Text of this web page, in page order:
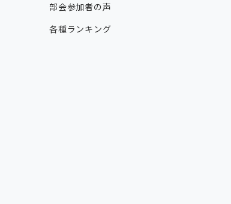
部会参加者の声
各種ランキング